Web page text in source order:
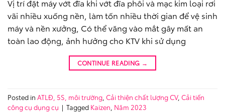
Vị trí đặt máy vớt đĩa khi vớt đĩa phôi và mạc kim loại rơi
vãi nhiều xuống nền, làm tốn nhiều thời gian để vệ sinh
máy và nền xưởng, Có thể văng vào mắt gây mất an
toàn lao động, ảnh hưởng cho KTV khi sử dụng
CONTINUE READING →
Posted in ATLĐ, 5S, môi trường Cải thiện chất lượng CV, Cải tiến
công cụ dụng cụ | Tagged Kaizen Năm 2023